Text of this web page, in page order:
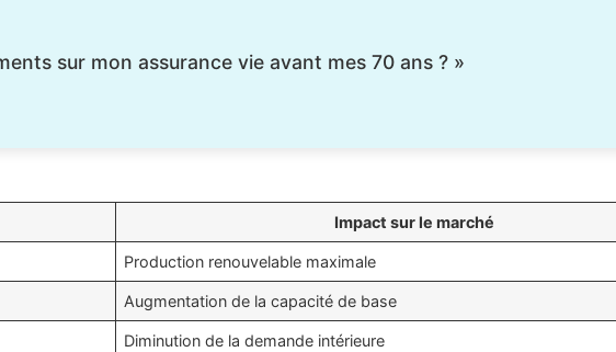
sur mon assurance vie avant mes 70 ans ? »
Impact sur le marché
Production renouvelable maximale
Augmentation de la capacité de base
Diminution de la demande intérieure